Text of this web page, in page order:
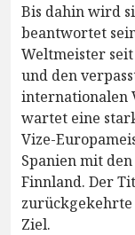
Bis dahin wird
beantwortet
Weltmeister
und den
internationalen
wartet eine
Vize-
Spanien mit
Finnland. Der
zurückgekehrte
Ziel.